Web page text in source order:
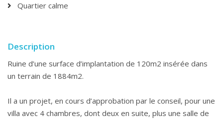
Quartier calme
Description
Ruine d’une surface d’implantation de 120m2 insérée dans
un terrain de 1884m2.
Il a un projet, en cours d’approbation par le conseil, pour une
villa avec 4 chambres, dont deux en suite, plus une salle de